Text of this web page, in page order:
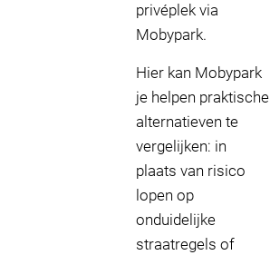
privéplek via
Mobypark.
Hier kan Mobypark
je helpen praktische
alternatieven te
vergelijken: in
plaats van risico
lopen op
onduidelijke
straatregels of